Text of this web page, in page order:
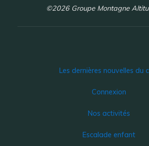
©2026 Groupe Montagne
Les dernières nouvelles du
Connexion
Nos activités
Escalade enfant